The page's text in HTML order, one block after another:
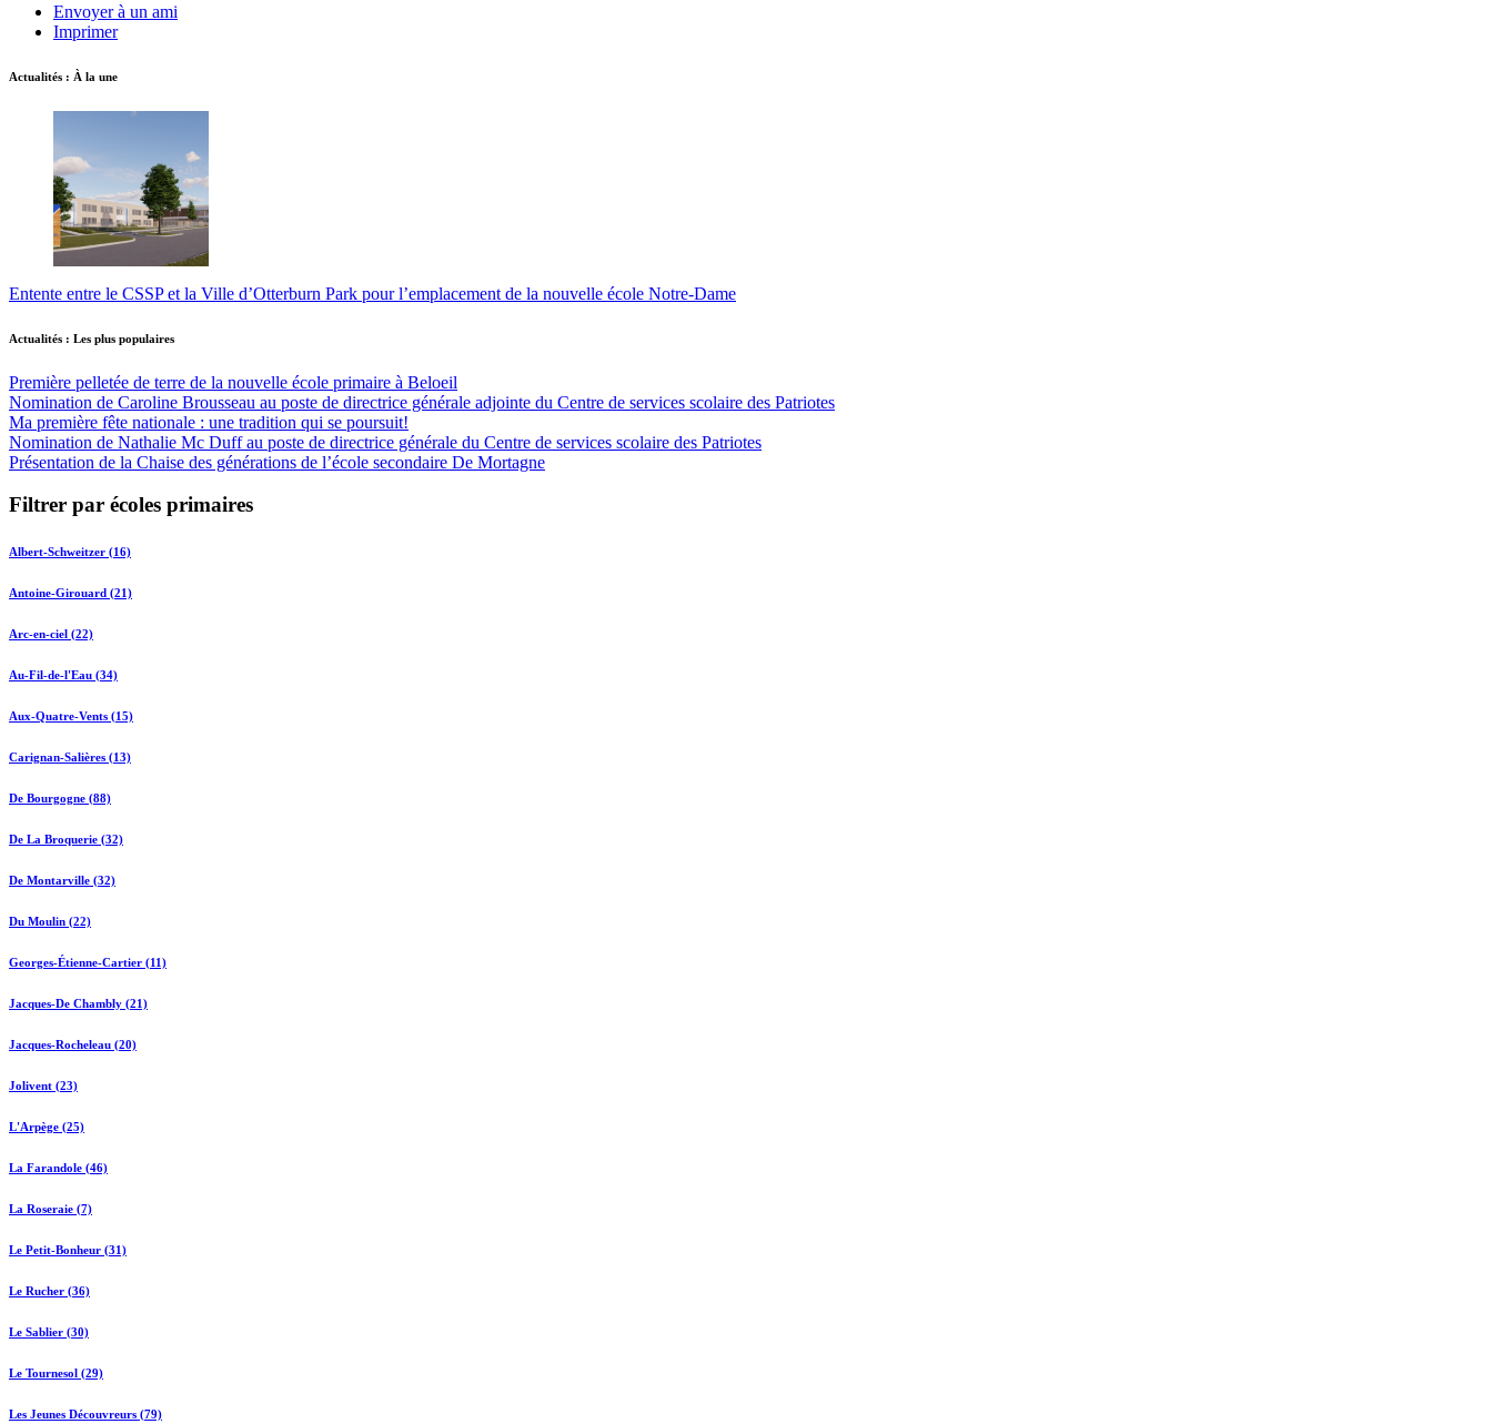
Envoyer à un ami
Imprimer
Actualités : À la une
Entente entre le CSSP et la Ville d’Otterburn Park pour l’emplacement de la nouvelle école Notre-Dame
Actualités : Les plus populaires
Première pelletée de terre de la nouvelle école primaire à Beloeil
Nomination de Caroline Brousseau au poste de directrice générale adjointe du Centre de services scolaire des Patriotes
Ma première fête nationale : une tradition qui se poursuit!
Nomination de Nathalie Mc Duff au poste de directrice générale du Centre de services scolaire des Patriotes
Présentation de la Chaise des générations de l’école secondaire De Mortagne
Filtrer par écoles primaires
Albert-Schweitzer (16)
Antoine-Girouard (21)
Arc-en-ciel (22)
Au-Fil-de-l'Eau (34)
Aux-Quatre-Vents (15)
Carignan-Salières (13)
De Bourgogne (88)
De La Broquerie (32)
De Montarville (32)
Du Moulin (22)
Georges-Étienne-Cartier (11)
Jacques-De Chambly (21)
Jacques-Rocheleau (20)
Jolivent (23)
L'Arpège (25)
La Farandole (46)
La Roseraie (7)
Le Petit-Bonheur (31)
Le Rucher (36)
Le Sablier (30)
Le Tournesol (29)
Les Jeunes Découvreurs (79)